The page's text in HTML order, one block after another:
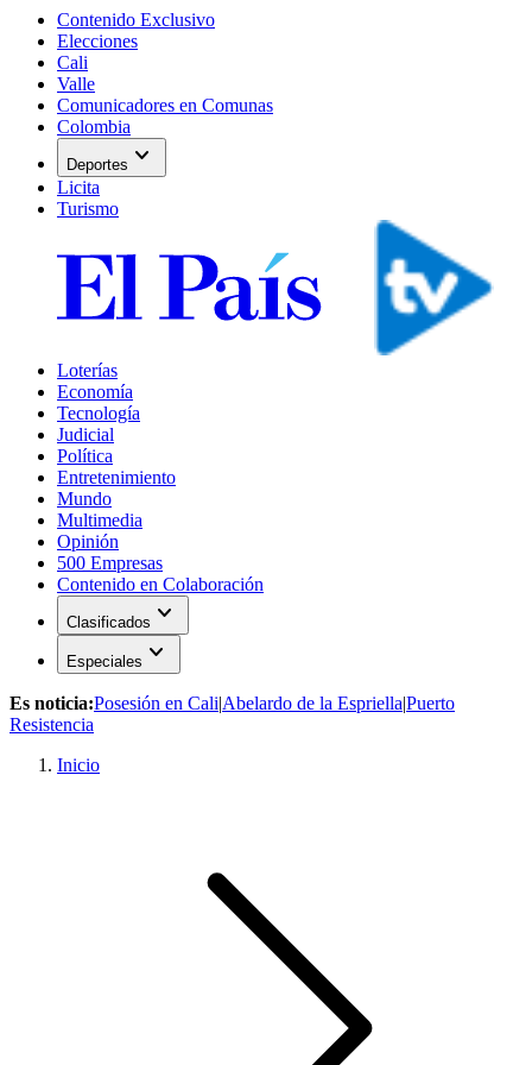
Contenido Exclusivo
Elecciones
Cali
Valle
Comunicadores en Comunas
Colombia
Deportes expand_more
Licita
Turismo
Loterías
Economía
Tecnología
Judicial
Política
Entretenimiento
Mundo
Multimedia
Opinión
500 Empresas
Contenido en Colaboración
Clasificados expand_more
Especiales expand_more
Es noticia:Posesión en Cali|Abelardo de la Espriella|Puerto
Resistencia
Inicio